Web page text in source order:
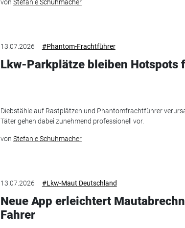
von Stefanie Schuhmacher
13.07.2026 #Phantom-Frachtführer
Lkw-Parkplätze bleiben Hotspots
Diebstähle auf Rastplätzen und Phantomfrachtführer
Täter gehen dabei zunehmend professionell vor.
von Stefanie Schuhmacher
13.07.2026 #Lkw-Maut Deutschland
Neue App erleichtert
Fahrer